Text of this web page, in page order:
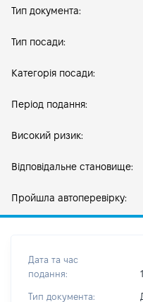
Тип документа:
Тип посади:
Категорія посади:
Період подання:
Високий ризик:
Відповідальне становище:
Пройшла автоперевірку:
Дата та час
подання:
Тип документа: